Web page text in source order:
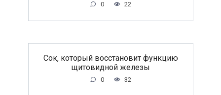
0 22
Сок, который восстановит функцию
щитовидной железы
0 32